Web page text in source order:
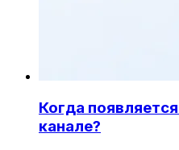
Когда
канале?